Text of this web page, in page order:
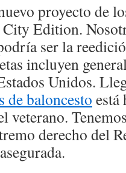
proyecto de
City Edition.
ser la
incluyen
Unidos.
de baloncesto está
veterano.
derecho del